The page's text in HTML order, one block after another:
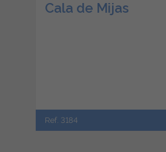
Cala de Mijas
Ref. 3184